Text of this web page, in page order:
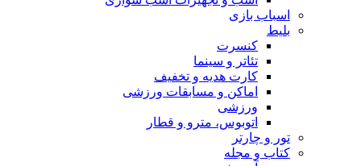
اسباب‌ بازی
بلیط
کنسرت
تئاتر و سینما
کارت هدیه و تخفیف
اماکن و مسابقات ورزشی
ورزشی
اتوبوس، مترو و قطار
تور و چارتر
کتاب و مجله